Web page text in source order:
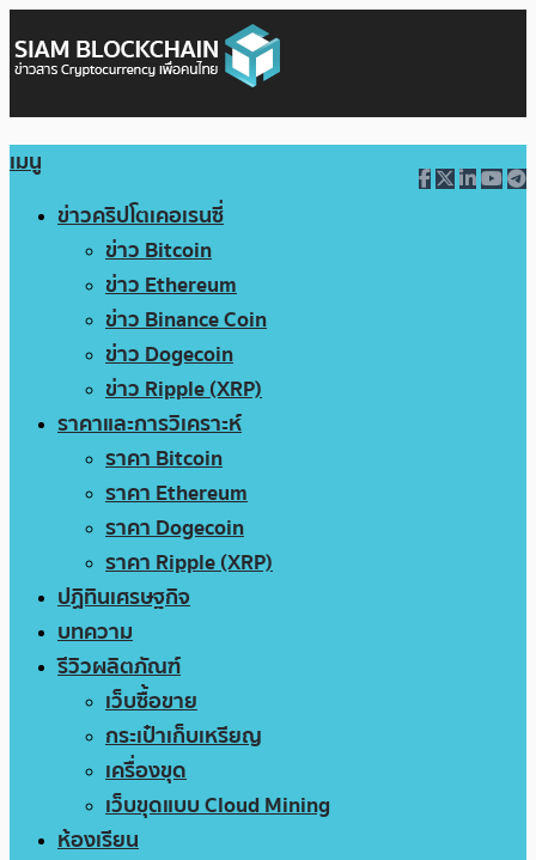
เมนู
ข่าวคริปโตเคอเรนซี่
ข่าว Bitcoin
ข่าว Ethereum
ข่าว Binance Coin
ข่าว Dogecoin
ข่าว Ripple (XRP)
ราคาและการวิเคราะห์
ราคา Bitcoin
ราคา Ethereum
ราคา Dogecoin
ราคา Ripple (XRP)
ปฏิทินเศรษฐกิจ
บทความ
รีวิวผลิตภัณฑ์
เว็บซื้อขาย
กระเป๋าเก็บเหรียญ
เครื่องขุด
เว็บขุดแบบ Cloud Mining
ห้องเรียน